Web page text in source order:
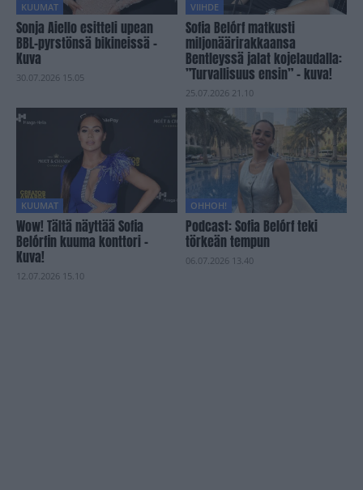
KUUMAT
Sonja Aiello esitteli upean
BBL-pyrstönsä bikineissä –
Kuva
30.07.2026 15.05
VIIHDE
Sofia Belórf matkusti
miljonäärirakkaansa
Bentleyssä jalat kojelaudalla:
”Turvallisuus ensin” – kuva!
25.07.2026 21.10
KUUMAT
Wow! Tältä näyttää Sofia
Belórfin kuuma konttori –
Kuva!
12.07.2026 15.10
OHHOH!
Podcast: Sofia Belórf teki
törkeän tempun
06.07.2026 13.40